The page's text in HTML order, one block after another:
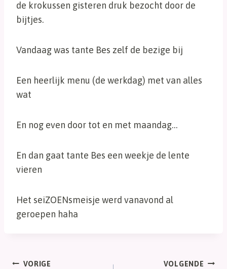
de krokussen gisteren druk bezocht door de
bijtjes.
Vandaag was tante Bes zelf de bezige bij
Een heerlijk menu (de werkdag) met van alles
wat
En nog even door tot en met maandag…
En dan gaat tante Bes een weekje de lente
vieren
Het seiZOENsmeisje werd vanavond al
geroepen haha
VORIGE VOLGENDE